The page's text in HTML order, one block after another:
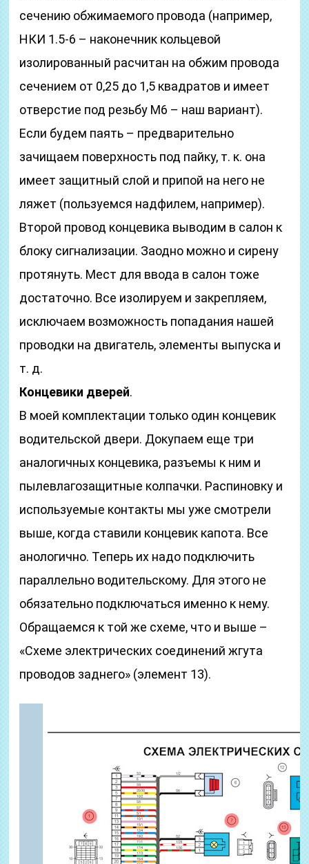
сечению обжимаемого провода (например,
НКИ 1.5-6 – наконечник кольцевой
изолированный расчитан на обжим провода
сечением от 0,25 до 1,5 квадратов и имеет
отверстие под резьбу М6 – наш вариант).
Если будем паять – предварительно
зачищаем поверхность под пайку, т. к. она
имеет защитный слой и припой на него не
ляжет (пользуемся надфилем, например).
Второй провод концевика выводим в салон к
блоку сигнализации. Заодно можно и сирену
протянуть. Мест для ввода в салон тоже
достаточно. Все изолируем и закрепляем,
исключаем возможность попадания нашей
проводки на двигатель, элементы выпуска и
т. д.
Концевики дверей.
В моей комплектации только один концевик
водительской двери. Докупаем еще три
аналогичных концевика, разъемы к ним и
пылевлагозащитные колпачки. Распиновку и
используемые контакты мы уже смотрели
выше, когда ставили концевик капота. Все
анологично. Теперь их надо подключить
параллельно водительскому. Для этого не
обязательно подключаться именно к нему.
Обращаемся к той же схеме, что и выше –
«Схеме электрических соединений жгута
проводов заднего» (элемент 13).